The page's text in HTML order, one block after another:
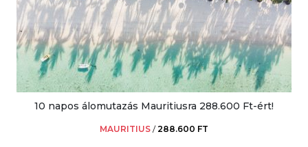
10 napos álomutazás Mauritiusra 288.600 Ft-ért!
MAURITIUS /288.600 FT